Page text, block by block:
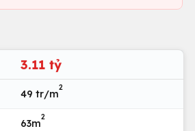
3.11 tỷ
49 tr/m
2
63m
2